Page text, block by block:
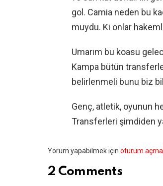
gol. Camia neden bu
muydu. Ki onlar
Umarım bu koasu
Kampa bütün
belirlenmeli bunu biz
Genç, atletik, oyunun
Transferleri şimdiden
Bir
yanıt
yazın
Yorum yapabilmek için oturum
2 Comments